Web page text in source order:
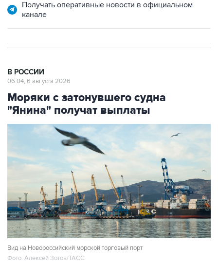
Получать оперативные новости в официальном
канале
В РОССИИ
06:04, 6 августа 2026
Моряки с затонувшего судна
"Янина" получат выплаты
Вид на Новороссийский морской торговый порт
Фото: Алексей Зотов/ТАСС